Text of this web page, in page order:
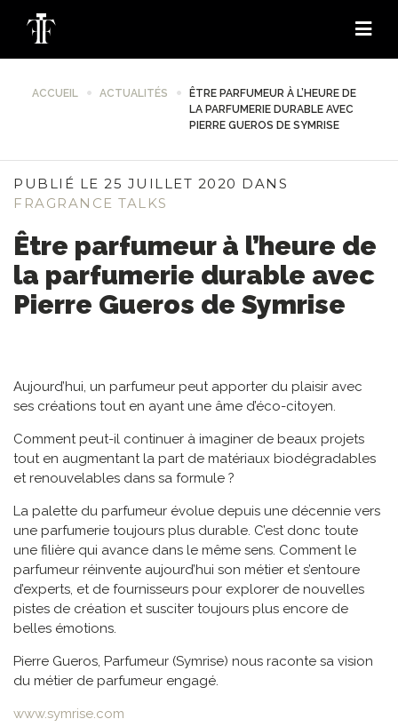
ACCUEIL ACTUALITÉS
ÊTRE PARFUMEUR À L’HEURE DE
LA PARFUMERIE DURABLE AVEC
PIERRE GUEROS DE SYMRISE
PUBLIÉ LE 25 JUILLET 2020 DANS
FRAGRANCE TALKS
Être parfumeur à l’heure de
la parfumerie durable avec
Pierre Gueros de Symrise
Aujourd’hui, un parfumeur peut apporter du plaisir avec
ses créations tout en ayant une âme d’éco-citoyen.
Comment peut-il continuer à imaginer de beaux projets
tout en augmentant la part de matériaux biodégradables
et renouvelables dans sa formule ?
La palette du parfumeur évolue depuis une décennie vers
une parfumerie toujours plus durable. C’est donc toute
une filière qui avance dans le même sens. Comment le
parfumeur réinvente aujourd’hui son métier et s’entoure
d’experts, et de fournisseurs pour explorer de nouvelles
pistes de création et susciter toujours plus encore de
belles émotions.
Pierre Gueros, Parfumeur (Symrise) nous raconte sa vision
du métier de parfumeur engagé.
www.symrise.com